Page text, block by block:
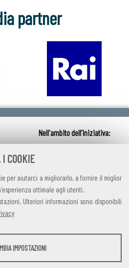
COOKIE
per aiutarci a migliorarlo, a fornire il miglior
ottimale agli utenti.
Ulteriori informazioni sono disponibili
IMPOSTAZIONI
partner
|privacy|contatti
per lo Sviluppo Sostenibile
C.F. 97893090585 P.IVA 14610671001